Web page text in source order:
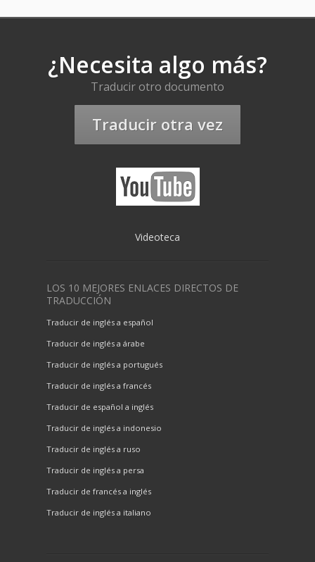
¿Necesita algo más?
Traducir otro documento
Traducir otra vez
Videoteca
LOS 10 MEJORES ENLACES DIRECTOS DE
TRADUCCIÓN
Traducir de inglés a español
Traducir de inglés a árabe
Traducir de inglés a portugués
Traducir de inglés a francés
Traducir de español a inglés
Traducir de inglés a indonesio
Traducir de inglés a ruso
Traducir de inglés a persa
Traducir de francés a inglés
Traducir de inglés a italiano